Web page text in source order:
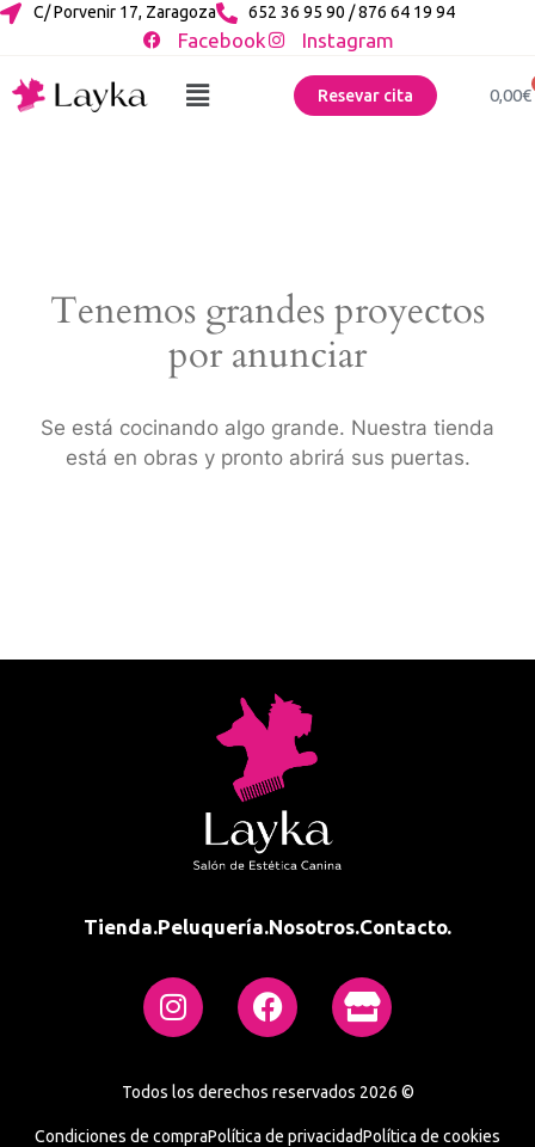
C/ Porvenir 17, Zaragoza 652 36 95 90 / 876 64 19 94
Facebook Instagram
Resevar cita 0,00€
Tenemos grandes proyectos
por anunciar
Se está cocinando algo grande. Nuestra tienda
está en obras y pronto abrirá sus puertas.
Tienda.Peluquería.Nosotros.Contacto.
Todos los derechos reservados 2026 ©
Condiciones de compraPolítica de privacidadPolítica de cookies